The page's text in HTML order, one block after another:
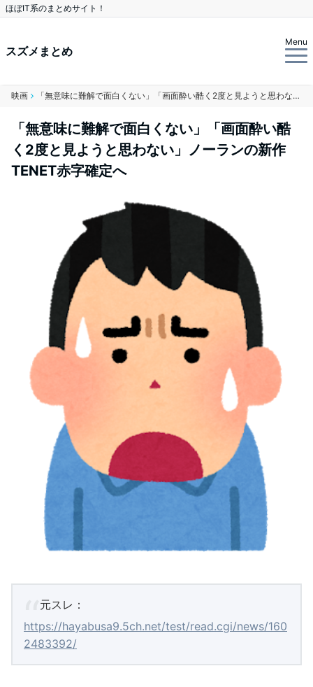
ほぼIT系のまとめサイト！
スズメまとめ
Menu
映画 「無意味に難解で面白くない」「画面酔い酷く2度と見ようと思わない」ノーランの新作TENET赤字確定へ
「無意味に難解で面白くない」「画面酔い酷
く2度と見ようと思わない」ノーランの新作
TENET赤字確定へ
元スレ：
https://hayabusa9.5ch.net/test/read.cgi/news/160
2483392/